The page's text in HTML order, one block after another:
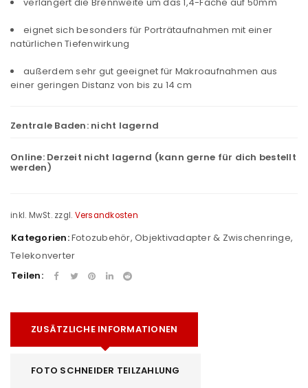
eignet sich besonders für Porträtaufnahmen mit einer
natürlichen Tiefenwirkung
außerdem sehr gut geeignet für Makroaufnahmen aus
einer geringen Distanz von bis zu 14 cm
Zentrale Baden: nicht lagernd
Online: Derzeit nicht lagernd (kann gerne für dich bestellt
werden)
inkl. MwSt. zzgl. Versandkosten
Kategorien:Fotozubehör, Objektivadapter & Zwischenringe,
Telekonverter
Teilen:
ZUSÄTZLICHE INFORMATIONEN
FOTO SCHNEIDER TEILZAHLUNG